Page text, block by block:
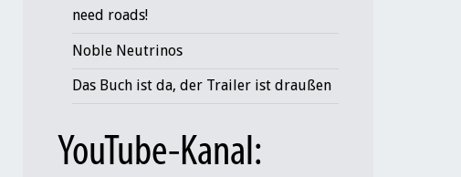
need roads!
Noble Neutrinos
Das Buch ist da, der Trailer ist draußen
YouTube-Kanal: